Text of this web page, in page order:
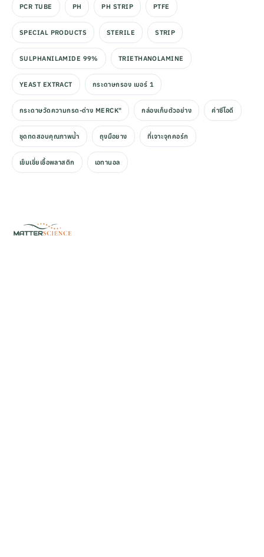
PCR TUBE PH PH STRIP PTFE
SPECIAL PRODUCTS STERILE STRIP
SULPHANILAMIDE 99% TRIETHANOLAMINE
YEAST EXTRACT กระดาษกรอง เบอร์ 1
กระดาษวัดความกรด-ด่าง MERCK" กล่องเก็บตัวอย่าง ค่าซีโอดี
ชุดทดสอบคุณภาพน้ำ ถุงมือยาง ที่เจาะจุกคอร์ก
เข็มเขี่ยเชื้อพลาสติก เอทานอล